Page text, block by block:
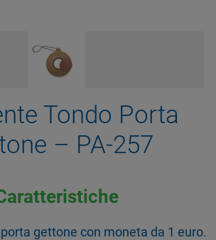
Tondo Porta
– PA-257
gettone con moneta da 1 euro.